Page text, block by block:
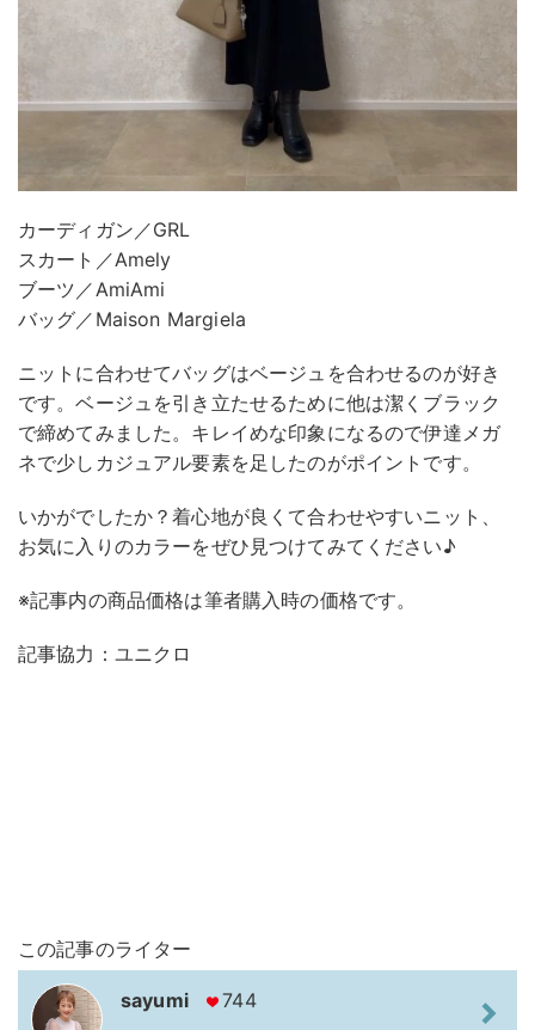
カーディガン／GRL
スカート／Amely
ブーツ／AmiAmi
バッグ／Maison Margiela
ニットに合わせてバッグはベージュを合わせるのが好き
です。ベージュを引き立たせるために他は潔くブラック
で締めてみました。キレイめな印象になるので伊達メガ
ネで少しカジュアル要素を足したのがポイントです。
いかがでしたか？着心地が良くて合わせやすいニット、
お気に入りのカラーをぜひ見つけてみてください♪
※記事内の商品価格は筆者購入時の価格です。
記事協力：ユニクロ
この記事のライター
sayumi 744